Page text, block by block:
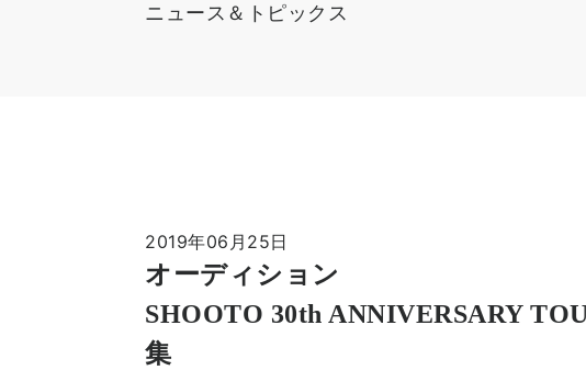
ニュース＆トピックス
2019年06月25日
オーディション
SHOOTO 30th ANNIVERSARY
集